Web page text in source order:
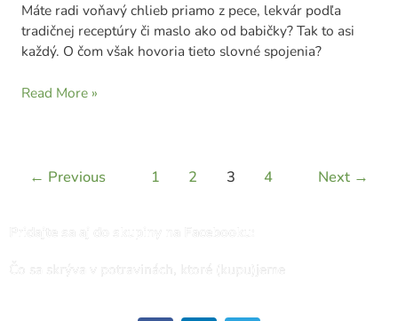
Máte radi voňavý chlieb priamo z pece, lekvár podľa
tradičnej receptúry či maslo ako od babičky? Tak to asi
každý. O čom však hovoria tieto slovné spojenia?
Read More »
← Previous 1 2 3 4 Next →